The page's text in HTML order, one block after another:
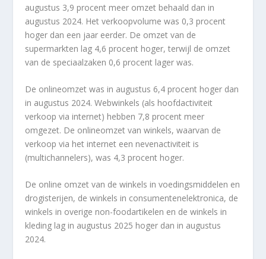
augustus 3,9 procent meer omzet behaald dan in
augustus 2024. Het verkoopvolume was 0,3 procent
hoger dan een jaar eerder. De omzet van de
supermarkten lag 4,6 procent hoger, terwijl de omzet
van de speciaalzaken 0,6 procent lager was.
De onlineomzet was in augustus 6,4 procent hoger dan
in augustus 2024. Webwinkels (als hoofdactiviteit
verkoop via internet) hebben 7,8 procent meer
omgezet. De onlineomzet van winkels, waarvan de
verkoop via het internet een nevenactiviteit is
(multichannelers), was 4,3 procent hoger.
De online omzet van de winkels in voedingsmiddelen en
drogisterijen, de winkels in consumentenelektronica, de
winkels in overige non-foodartikelen en de winkels in
kleding lag in augustus 2025 hoger dan in augustus
2024.